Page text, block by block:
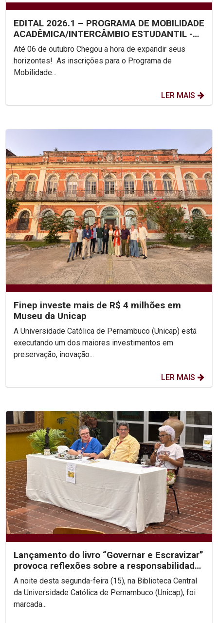
EDITAL 2026.1 – PROGRAMA DE MOBILIDADE
ACADÊMICA/INTERCÂMBIO ESTUDANTIL -
UNICAP
Até 06 de outubro Chegou a hora de expandir seus
horizontes! As inscrições para o Programa de
Mobilidade...
LER MAIS
Finep investe mais de R$ 4 milhões em
Museu da Unicap
A Universidade Católica de Pernambuco (Unicap) está
executando um dos maiores investimentos em
preservação, inovação...
LER MAIS
Lançamento do livro “Governar e Escravizar”
provoca reflexões sobre a responsabilidade
histórica...
A noite desta segunda-feira (15), na Biblioteca Central
da Universidade Católica de Pernambuco (Unicap), foi
marcada...